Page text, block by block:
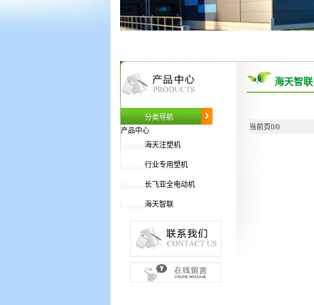
分类导航
产品中心
海天注塑机
行业专用塑机
长飞亚全电动机
海天智联
海天智联
当前页0/0